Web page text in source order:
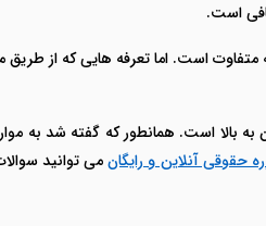
است.
است. اما تعرفه هایی که از
لایحه از 250 هزار تومان به بالا است.
حقوقی آنلاین و رایگانمی توانید